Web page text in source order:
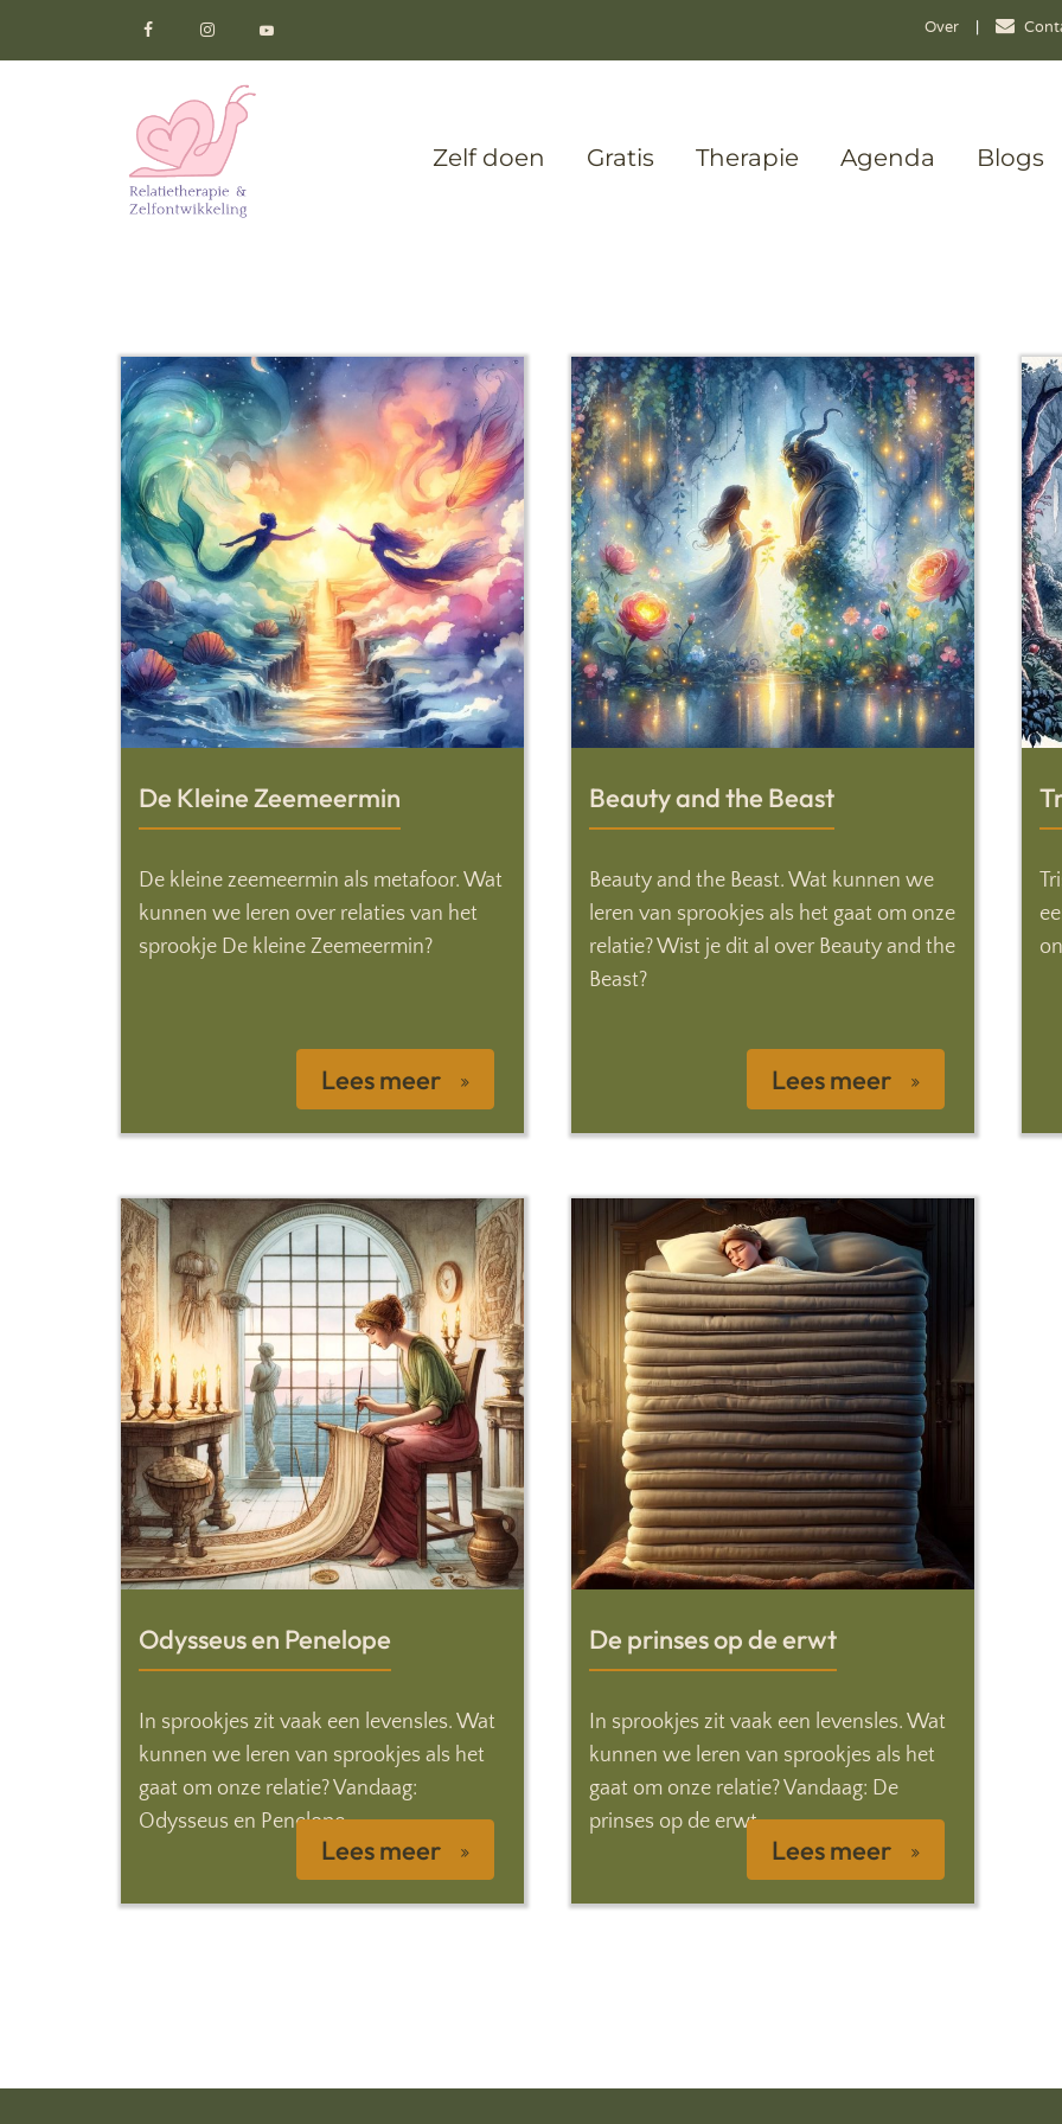
Over |
Zelf doen Gratis Therapie Agenda Blogs
De Kleine Zeemeermin
De kleine zeemeermin als metafoor. Wat
kunnen we leren over relaties van het
sprookje De kleine Zeemeermin?
Lees meer
Beauty and the Beast
Beauty and the Beast. Wat kunnen we
leren van sprookjes als het gaat om onze
relatie? Wist je dit al over Beauty and the
Beast?
Lees meer
Odysseus en Penelope
In sprookjes zit vaak een levensles. Wat
kunnen we leren van sprookjes als het
gaat om onze relatie? Vandaag:
Odysseus en Penelope.
Lees meer
De prinses op de erwt
In sprookjes zit vaak een levensles. Wat
kunnen we leren van sprookjes als het
gaat om onze relatie? Vandaag: De
prinses op de erwt.
Lees meer